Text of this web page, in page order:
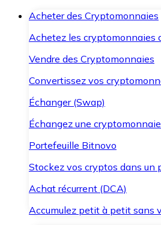
Acheter des Cryptomonnaies
Achetez les cryptomonnaies
Vendre des Cryptomonnaies
Convertissez vos
Échanger (Swap)
Échangez une
Portefeuille Bitnovo
Stockez vos cryptos dans un
Achat récurrent (DCA)
Accumulez petit à petit sans